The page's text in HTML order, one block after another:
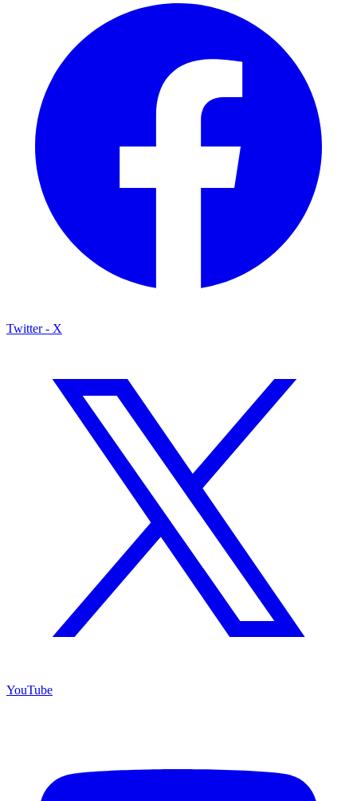
Twitter - X
YouTube